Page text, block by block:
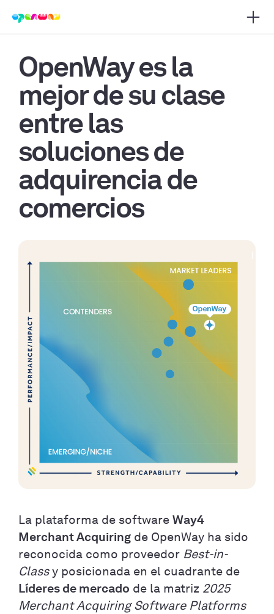
navegación principal
OpenWay es la
mejor de su clase
entre las
soluciones de
adquirencia de
comercios
La plataforma de software Way4
Merchant Acquiring de OpenWay ha sido
reconocida como proveedor Best-in-
Classy posicionada en el cuadrante de
Líderes de mercado de la matriz 2025
Merchant Acquiring Software Platforms